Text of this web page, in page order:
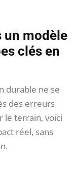
un modèle
clés en
durable ne se
des erreurs
le terrain, voici
réel, sans